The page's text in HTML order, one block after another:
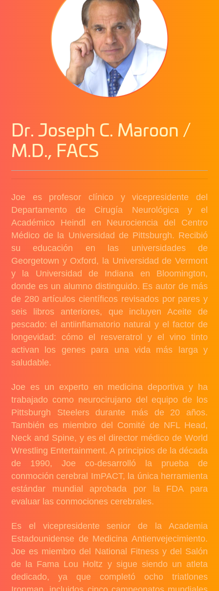
Dr. Joseph C. Maroon /
M.D., FACS
Joe es profesor clínico y vicepresidente del
Departamento de Cirugía Neurológica y el
Académico Heindl en Neurociencia del Centro
Médico de la Universidad de Pittsburgh. Recibió
su educación en las universidades de
Georgetown y Oxford, la Universidad de Vermont
y la Universidad de Indiana en Bloomington,
donde es un alumno distinguido. Es autor de más
de 280 artículos científicos revisados ​​por pares y
seis libros anteriores, que incluyen Aceite de
pescado: el antiinflamatorio natural y el factor de
longevidad: cómo el resveratrol y el vino tinto
activan los genes para una vida más larga y
saludable.
Joe es un experto en medicina deportiva y ha
trabajado como neurocirujano del equipo de los
Pittsburgh Steelers durante más de 20 años.
También es miembro del Comité de NFL Head,
Neck and Spine, y es el director médico de World
Wrestling Entertainment. A principios de la década
de 1990, Joe co-desarrolló la prueba de
conmoción cerebral ImPACT, la única herramienta
estándar mundial aprobada por la FDA para
evaluar las conmociones cerebrales.
Es el vicepresidente senior de la Academia
Estadounidense de Medicina Antienvejecimiento.
Joe es miembro del National Fitness y del Salón
de la Fama Lou Holtz y sigue siendo un atleta
dedicado, ya que completó ocho triatlones